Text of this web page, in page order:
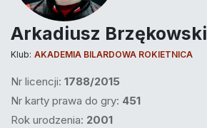
Arkadiusz Brzękowski
Klub: AKADEMIA BILARDOWA ROKIETNICA
Nr licencji: 1788/2015
Nr karty prawa do gry: 451
Rok urodzenia: 2001